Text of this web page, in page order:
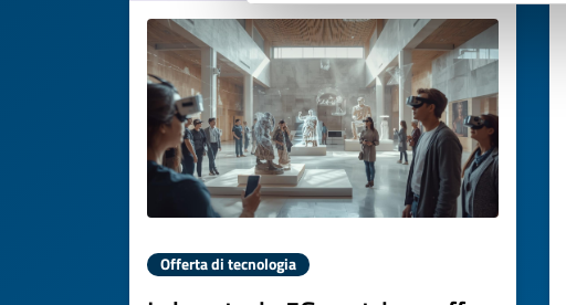
Offerta di tecnologia